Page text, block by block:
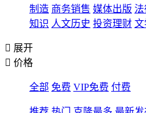
制造 商务销售 媒体出版 法
知识 人文历史 投资理财 文
 展开
 价格
全部 免费 VIP免费 付费